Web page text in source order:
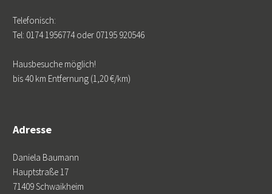
Telefonisch:
Tel: 0174 1956774 oder 07195 920546
Hausbesuche möglich!
bis 40 km Entfernung (1,20 €/km)
Adresse
Daniela Baumann
Hauptstraße 17
71409 Schwaikheim